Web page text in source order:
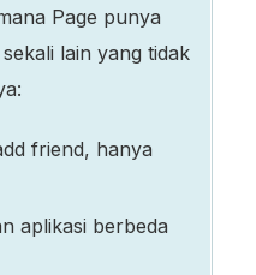
Page punya
lain yang tidak
friend, hanya
aplikasi berbeda